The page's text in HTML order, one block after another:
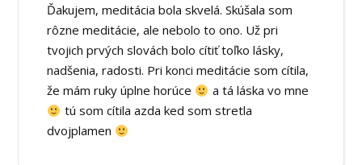
Ďakujem, meditácia bola skvelá. Skúšala som
rôzne meditácie, ale nebolo to ono. Už pri
tvojich prvých slovách bolo cítiť toľko lásky,
nadšenia, radosti. Pri konci meditácie som cítila,
že mám ruky úplne horúce
a tá láska vo mne
tú som cítila azda ked som stretla
dvojplamen